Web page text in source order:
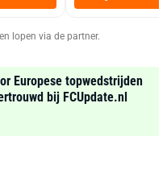
Zwart
lopen via de partner.
Europese topwedstrijden
bij FCUpdate.nl